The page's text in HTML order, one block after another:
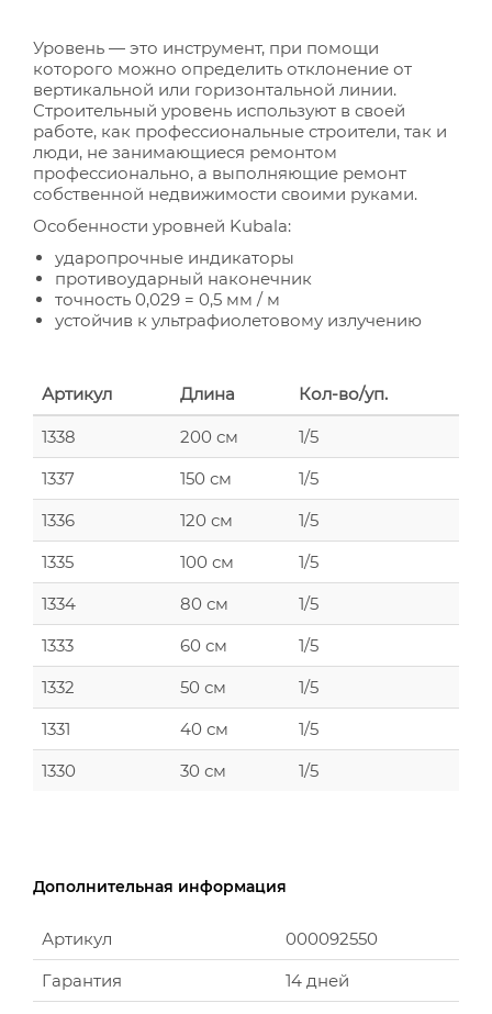
Уровень — это инструмент, при помощи
которого можно определить отклонение от
вертикальной или горизонтальной линии.
Строительный уровень используют в своей
работе, как профессиональные строители, так и
люди, не занимающиеся ремонтом
профессионально, а выполняющие ремонт
собственной недвижимости своими руками.
Особенности уровней Kubala:
ударопрочные индикаторы
противоударный наконечник
точность 0,029 = 0,5 мм / м
устойчив к ультрафиолетовому излучению
Артикул Длина Кол-во/уп.
1338 200 см
1/5
1337
150 см
1/5
1336
120 см
1/5
1335
100 см
1/5
1334
80 см
1/5
1333
60 см
1/5
1332
50 см
1/5
1331
40 см
1/5
1330
30 см 1/5
Дополнительная информация
Артикул
000092550
Гарантия
14 дней